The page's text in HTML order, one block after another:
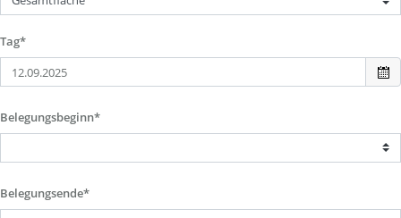
Tag*
Belegungsbeginn*
Belegungsende*